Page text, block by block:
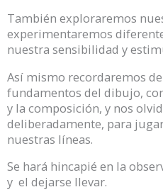
También exploraremos
experimentaremos
nuestra sensibilidad y
Así mismo recordaremos
fundamentos del dibujo,
y la composición, y nos
deliberadamente, para
nuestras líneas.
Se hará hincapié en la
y el dejarse llevar.